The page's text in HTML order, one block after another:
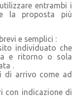
entrambi i
la proposta più
e semplici :
individuato che
e ritorno o sola
.
di arrivo come ad
con indicazione di